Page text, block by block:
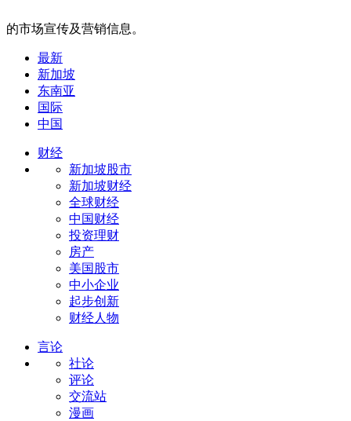
的市场宣传及营销信息。
最新
新加坡
东南亚
国际
中国
财经
新加坡股市
新加坡财经
全球财经
中国财经
投资理财
房产
美国股市
中小企业
起步创新
财经人物
言论
社论
评论
交流站
漫画